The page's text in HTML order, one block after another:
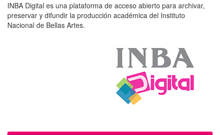
INBA Digital es una plataforma de acceso abierto para archivar,
preservar y difundir la producción académica del Instituto
Nacional de Bellas Artes.